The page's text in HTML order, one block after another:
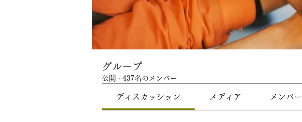
グループ
公開 · 437名のメンバー
ディスカッション メディア メンバー